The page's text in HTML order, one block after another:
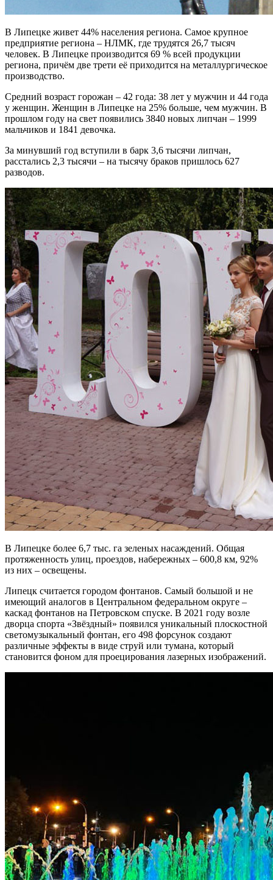
В Липецке живет 44% населения региона. Самое крупное
предприятие региона – НЛМК, где трудятся 26,7 тысяч
человек. В Липецке производится 69 % всей продукции
региона, причём две трети её приходится на металлургическое
производство.
Средний возраст горожан – 42 года: 38 лет у мужчин и 44 года
у женщин. Женщин в Липецке на 25% больше, чем мужчин. В
прошлом году на свет появились 3840 новых липчан – 1999
мальчиков и 1841 девочка.
За минувший год вступили в барк 3,6 тысячи липчан,
расстались 2,3 тысячи – на тысячу браков пришлось 627
разводов.
В Липецке более 6,7 тыс. га зеленых насаждений. Общая
протяженность улиц, проездов, набережных – 600,8 км, 92%
из них – освещены.
Липецк считается городом фонтанов. Самый большой и не
имеющий аналогов в Центральном федеральном округе –
каскад фонтанов на Петровском спуске. В 2021 году возле
дворца спорта «Звёздный» появился уникальный плоскостной
светомузыкальный фонтан, его 498 форсунок создают
различные эффекты в виде струй или тумана, который
становится фоном для проецирования лазерных изображений.